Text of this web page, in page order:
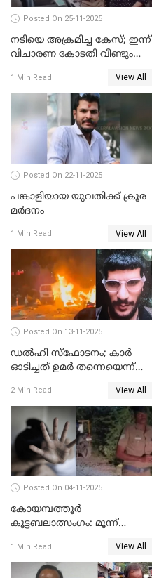
Posted On 25-11-2025
നടിയെ അക്രമിച്ച കേസ്; ഇന്ന്
വിചാരണ കോടതി വീണ്ടും
1 Min Read View All
Posted On 22-11-2025
പങ്കാളിയായ യുവതിക്ക് ക്രൂര
മര്‍ദനം
1 Min Read View All
Posted On 13-11-2025
ഡല്‍ഹി സ്‌ഫോടനം; കാര്‍
ഓടിച്ചത് ഉമര്‍ തന്നെയെന്ന്
പരിശോധനാഫലം
2 Min Read View All
Posted On 04-11-2025
കോയമ്പത്തൂർ
കൂട്ടബലാത്സംഗം: മൂന്ന്
1 Min Read View All